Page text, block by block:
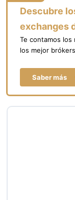
Descubre
exchanges
Te contamos
los mejor
Saber más